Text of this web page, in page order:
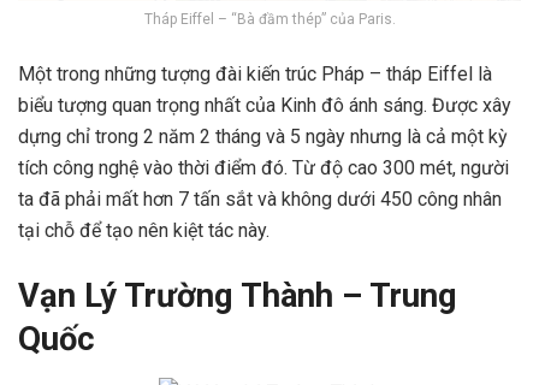
Tháp Eiffel – “Bà đầm thép” của Paris.
Một trong những tượng đài kiến trúc Pháp – tháp Eiffel là
biểu tượng quan trọng nhất của Kinh đô ánh sáng. Được xây
dựng chỉ trong 2 năm 2 tháng và 5 ngày nhưng là cả một kỳ
tích công nghệ vào thời điểm đó. Từ độ cao 300 mét, người
ta đã phải mất hơn 7 tấn sắt và không dưới 450 công nhân
tại chỗ để tạo nên kiệt tác này.
Vạn Lý Trường Thành – Trung
Quốc